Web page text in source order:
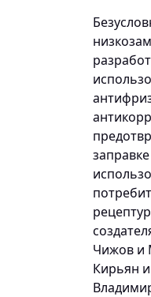
Чижов и
Кирьян